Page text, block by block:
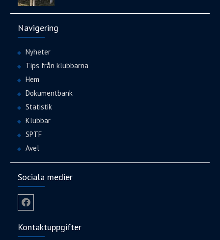
Navigering
Nyheter
Tips från klubbarna
Hem
Dokumentbank
Statistik
Klubbar
SPTF
Avel
Sociala medier
Kontaktuppgifter